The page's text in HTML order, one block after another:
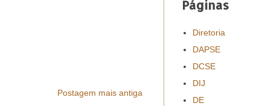
Postagem mais antiga
Páginas
Diretoria
DAPSE
DCSE
DIJ
DE